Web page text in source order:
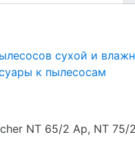
сухой и
к пылесосам
NT 65/2 Ap, NT 75/